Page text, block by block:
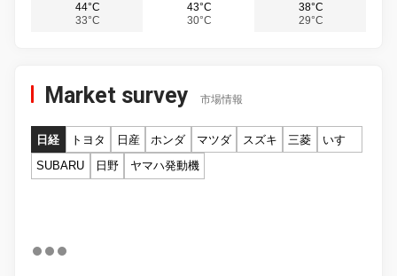
44°C
33°C
43°C
30°C
38°C
29°C
Market survey 市場情報
日経 トヨタ 日産 ホンダ マツダ スズキ 三菱
いすゞ
SUBARU
日野 ヤマハ発動機